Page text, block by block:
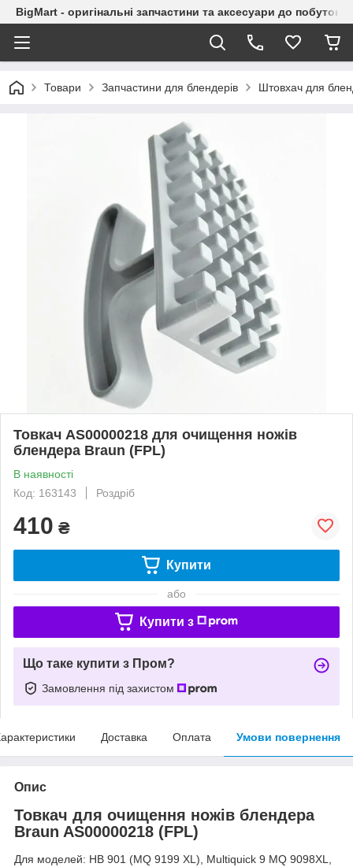
BigMart - оригінальні запчастини та аксесуари до побутової
Товари Запчастини для блендерів Штовхач для
Товкач AS00000218 для очищення ножів
блендера Braun (FPL)
В наявності
Код: 163143
Роздріб
410 ₴
Купити
або
Купити з
Що таке купити з Пром?
Замовлення під захистом
Доставка Оплата Умови повернення
Опис
Товкач для очищення ножів блендера
Braun AS00000218 (FPL)
Для моделей: HB 901 (MQ 9199 XL), Multiquick 9 MQ 9098XL,